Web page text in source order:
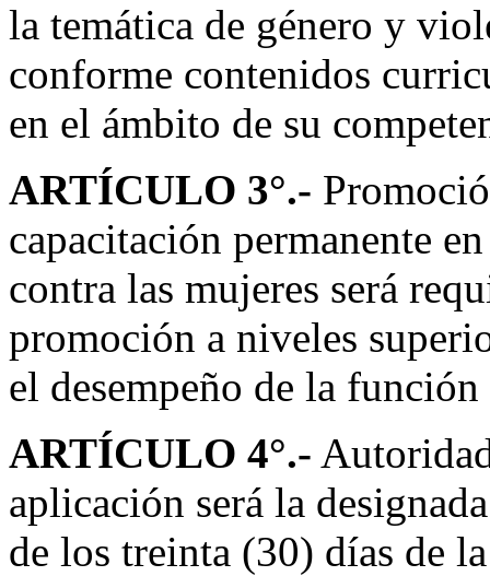
la temática de género y
conforme contenidos
en el ámbito de su
ARTÍCULO 3°.-
capacitación permanente
contra las mujeres será
promoción a niveles
el desempeño de la
ARTÍCULO 4°.-
aplicación será la
de los treinta (30) días de